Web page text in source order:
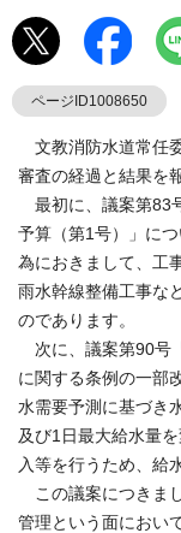
ページID1008650
文教消防水道常任
審査の経過と結果を
最初に、議案第83
予算（第1号）」に
為におきまして、工
雨水幹線整備工事な
のであります。
次に、議案第90号
に関する条例の一部
水需要予測に基づき
及び1日最大給水量
入等を行うため、給
この議案につきま
管理という面におい